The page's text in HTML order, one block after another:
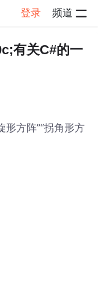
登录 频道
详情
有关C#的一
形方阵”“拐角形方